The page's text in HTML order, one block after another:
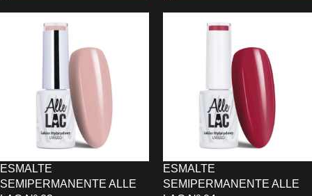
ESMALTE
SEMIPERMANENTE ALLE
ESMALTE
SEMIPERMANENTE ALLE